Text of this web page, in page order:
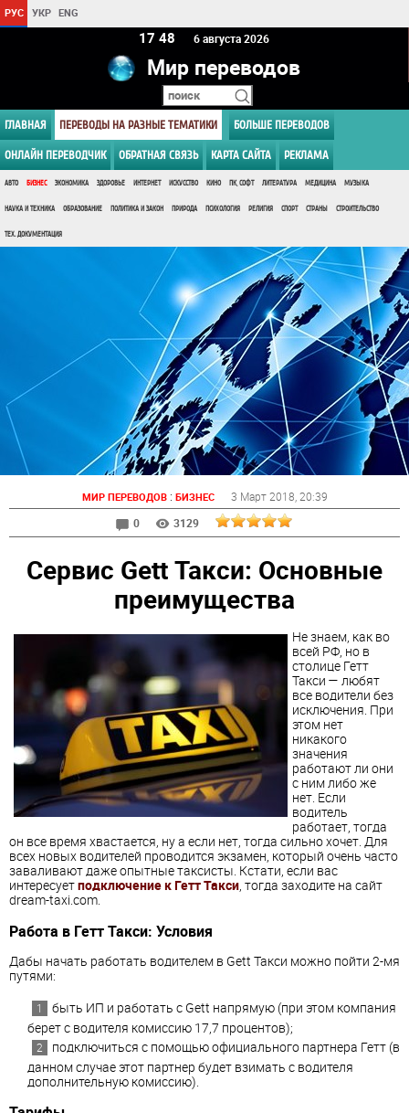
РУС УКР ENG
17 48 6 августа 2026
Мир переводов
ГЛАВНАЯ ПЕРЕВОДЫ НА РАЗНЫЕ ТЕМАТИКИ БОЛЬШЕ ПЕРЕВОДОВ
ОНЛАЙН ПЕРЕВОДЧИК ОБРАТНАЯ СВЯЗЬ КАРТА САЙТА РЕКЛАМА
АВТО БИЗНЕС ЭКОНОМИКА ЗДОРОВЬЕ ИНТЕРНЕТ ИСКУССТВО КИНО ПК, СОФТ ЛИТЕРАТУРА МЕДИЦИНА МУЗЫКА
НАУКА И ТЕХНИКА ОБРАЗОВАНИЕ ПОЛИТИКА И ЗАКОН ПРИРОДА ПСИХОЛОГИЯ РЕЛИГИЯ СПОРТ СТРАНЫ СТРОИТЕЛЬСТВО
ТЕХ. ДОКУМЕНТАЦИЯ
МИР ПЕРЕВОДОВ: БИЗНЕС 3 Март 2018 , 20:39
0
3129
Сервис Gett Такси: Основные
преимущества
Не знаем, как во
всей РФ, но в
столице Гетт
Такси — любят
все водители без
исключения. При
этом нет
никакого
значения
работают ли они
с ним либо же
нет. Если
водитель
работает, тогда
он все время хвастается, ну а если нет, тогда сильно хочет. Для
всех новых водителей проводится экзамен, который очень часто
заваливают даже опытные таксисты. Кстати, если вас
интересуетподключение к Гетт Такси, тогда заходите на сайт
dream-taxi.com.
Работа в Гетт Такси: Условия
Дабы начать работать водителем в Gett Такси можно пойти 2-мя
путями:
быть ИП и работать с Gett напрямую (при этом компания
берет с водителя комиссию 17,7 процентов);
подключиться с помощью официального партнера Гетт (в
данном случае этот партнер будет взимать с водителя
дополнительную комиссию).